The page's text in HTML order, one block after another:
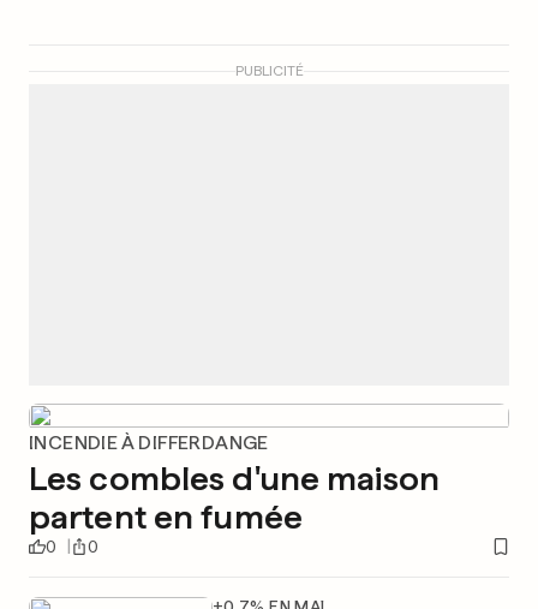
PUBLICITÉ
INCENDIE À DIFFERDANGE
Les combles d'une maison
partent en fumée
0 0